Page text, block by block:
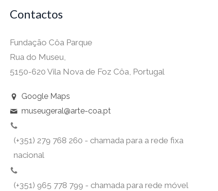
Contactos
Fundação Côa Parque
Rua do Museu,
5150-620 Vila Nova de Foz Côa, Portugal
Google Maps
museugeral@arte-coa.pt
(+351) 279 768 260 - chamada para a rede fixa
nacional
(+351) 965 778 799 - chamada para rede móvel